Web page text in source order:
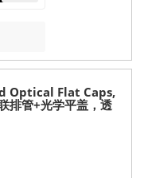
Optical Flat Caps,
排管+光学平盖，透